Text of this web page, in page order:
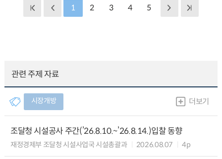
1 2 3 4 5
관련 주제 자료
시장개방 더보기
조달청 시설공사 주간(’26.8.10.~’26.8.14.)입찰 동향
재정경제부 조달청 시설사업국 시설총괄과 2026.08.07 4p